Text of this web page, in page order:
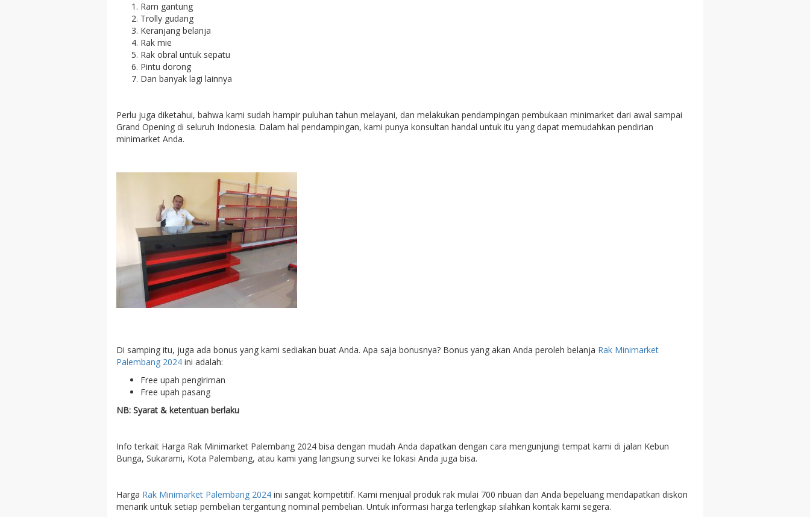
Ram gantung
Trolly gudang
Keranjang belanja
Rak mie
Rak obral untuk sepatu
Pintu dorong
Dan banyak lagi lainnya
Perlu juga diketahui, bahwa kami sudah hampir puluhan tahun melayani, dan melakukan pendampingan pembukaan minimarket dari awal sampai
Grand Opening di seluruh Indonesia. Dalam hal pendampingan, kami punya konsultan handal untuk itu yang dapat memudahkan pendirian
minimarket Anda.
Di samping itu, juga ada bonus yang kami sediakan buat Anda. Apa saja bonusnya? Bonus yang akan Anda peroleh belanja Rak Minimarket
Palembang 2024ini adalah:
Free upah pengiriman
Free upah pasang
NB: Syarat & ketentuan berlaku
Info terkait Harga Rak Minimarket Palembang 2024 bisa dengan mudah Anda dapatkan dengan cara mengunjungi tempat kami di jalan Kebun
Bunga, Sukarami, Kota Palembang, atau kami yang langsung survei ke lokasi Anda juga bisa.
Harga Rak Minimarket Palembang 2024ini sangat kompetitif. Kami menjual produk rak mulai 700 ribuan dan Anda bepeluang mendapatkan diskon
menarik untuk setiap pembelian tergantung nominal pembelian. Untuk informasi harga terlengkap silahkan kontak kami segera.